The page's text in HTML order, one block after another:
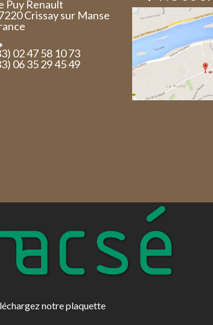
Puy Renault
Crissay sur Manse
02 47 58 10 73
06 35 29 45 49
notre plaquette